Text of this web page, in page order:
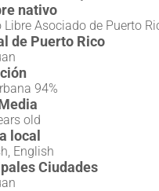
nativo
Libre Asociado de Puerto
de Puerto Rico
94%
old
local
English
Ciudades